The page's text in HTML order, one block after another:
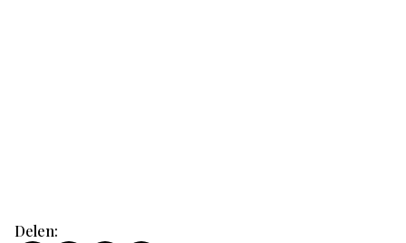
Delen: